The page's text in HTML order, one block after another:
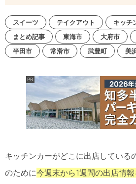
スイーツ テイクアウト キッチ
まとめ記事
東海市 大府市
半田市
常滑市 武豊町 美
キッチンカーがどこに出店している
のために今週末から1週間の出店情